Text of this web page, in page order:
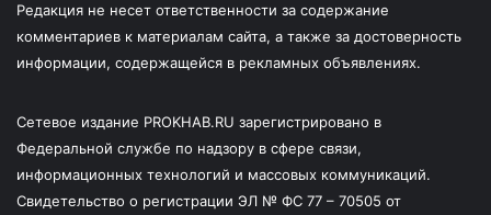
Редакция не несет ответственности за содержание
комментариев к материалам сайта, а также за достоверность
информации, содержащейся в рекламных объявлениях.
Сетевое издание PROKHAB.RU зарегистрировано в
Федеральной службе по надзору в сфере связи,
информационных технологий и массовых коммуникаций.
Свидетельство о регистрации ЭЛ № ФС 77 – 70505 от